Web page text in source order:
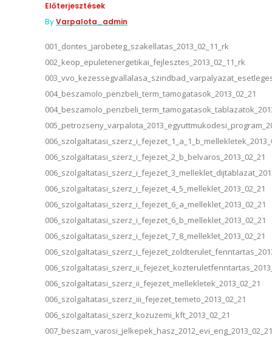
Előterjesztések
ByVarpalota_admin
001_dontes_jarobeteg_szakellatas_2013_02_11_rk
002_keop_epuletenergetikai_fejlesztes_2013_02_11_rk
004_beszamolo_penzbeli_term_tamogatasok_2013_02_21
006_szolgaltatasi_szerz_i_fejezet_2_b_belvaros_2013_02_21
006_szolgaltatasi_szerz_i_fejezet_4_5_melleklet_2013_02_21
006_szolgaltatasi_szerz_i_fejezet_6_a_melleklet_2013_02_21
006_szolgaltatasi_szerz_i_fejezet_6_b_melleklet_2013_02_21
006_szolgaltatasi_szerz_i_fejezet_7_8_melleklet_2013_02_21
006_szolgaltatasi_szerz_ii_fejezet_mellekletek_2013_02_21
006_szolgaltatasi_szerz_iii_fejezet_temeto_2013_02_21
006_szolgaltatasi_szerz_kozuzemi_kft_2013_02_21
007_beszam_varosi_jelkepek_hasz_2012_evi_eng_2013_02_21